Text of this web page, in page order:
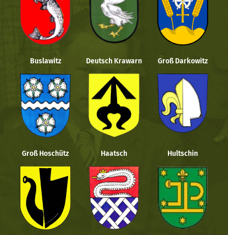
Buslawitz Deutsch Krawarn Groß Darkowitz
Groß Hoschütz Haatsch Hultschin